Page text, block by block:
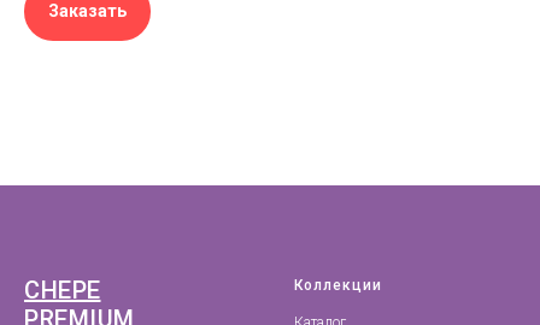
Заказать
CHEPE
Коллекции